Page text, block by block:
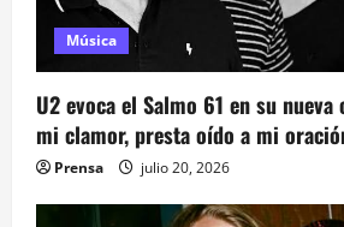
Música
U2 evoca el Salmo 61 en su nueva
mi clamor, presta oído a mi
Prensa julio 20, 2026